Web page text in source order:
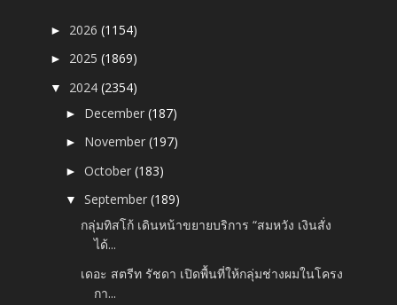
► 2026(1154)
► 2025(1869)
▼ 2024(2354)
► December(187)
► November(197)
►October(183)
▼September(189)
กลุ่มทิสโก้ เดินหน้าขยายบริการ “สมหวัง เงินสั่ง
ได้...
เดอะ สตรีท รัชดา เปิดพื้นที่ให้กลุ่มช่างผมในโครง
กา...